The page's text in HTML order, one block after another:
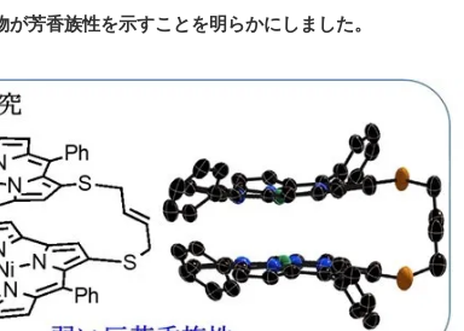
芳香族性を示すことを明らかにしました。